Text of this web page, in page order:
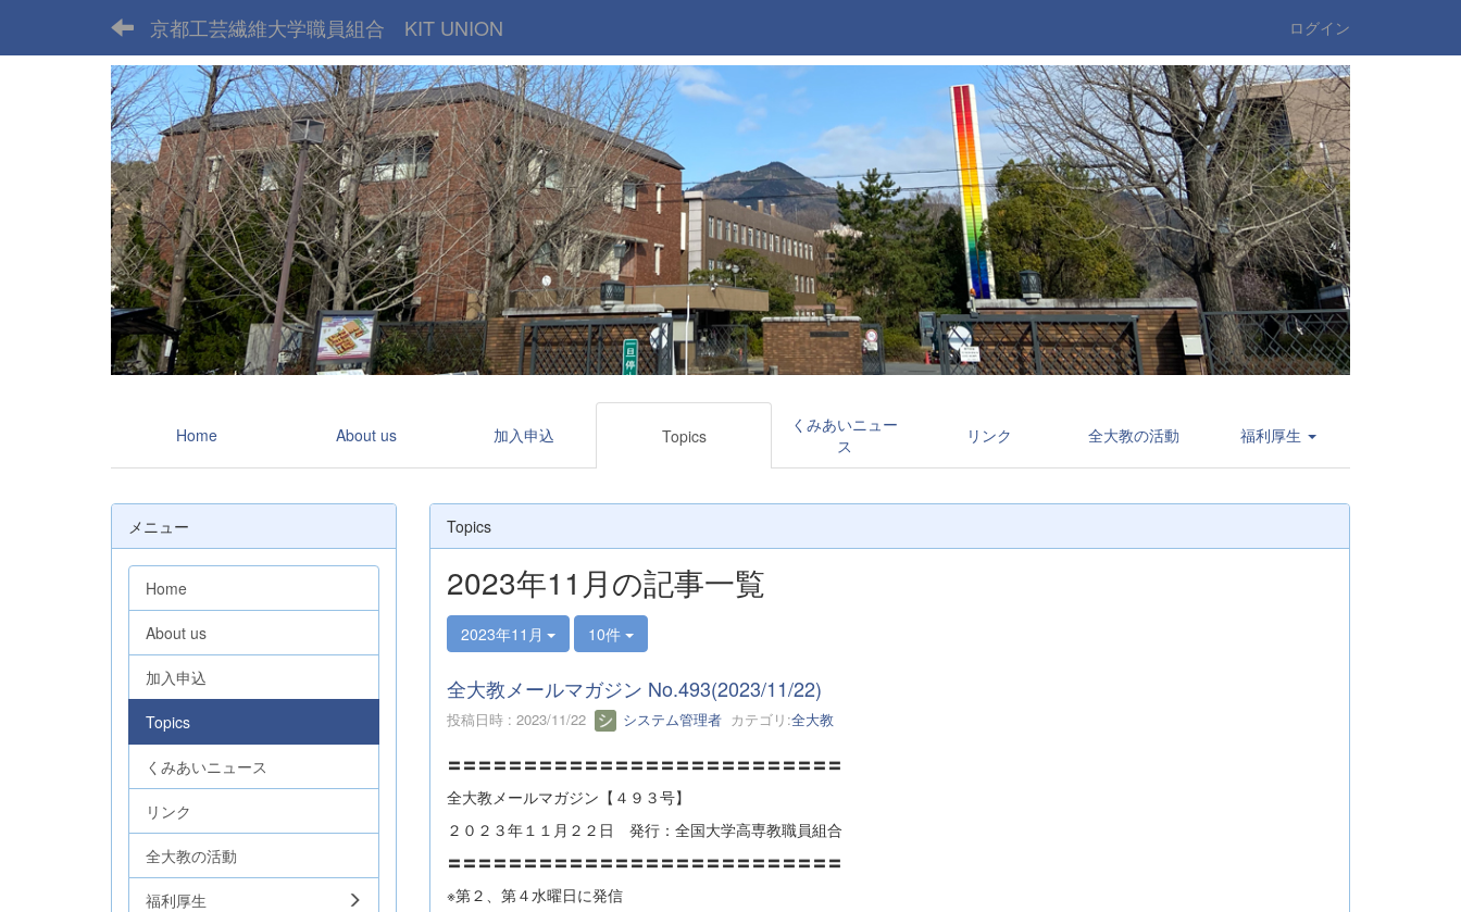
京都工芸繊維大学職員組合 KIT UNION ログイン
Home About us 加入申込 Topics
くみあいニュー
ス
リンク 全大教の活動 福利厚生
Topics
2023年11月の記事一覧
2023年11月 10件
全大教メールマガジン No.493(2023/11/22)
投稿日時 : 2023/11/22 システム管理者カテゴリ:全大教
〓〓〓〓〓〓〓〓〓〓〓〓〓〓〓〓〓〓〓〓〓〓〓〓〓〓
全大教メールマガジン【４９３号】
２０２３年１１月２２日 発行：全国大学高専教職員組合
〓〓〓〓〓〓〓〓〓〓〓〓〓〓〓〓〓〓〓〓〓〓〓〓〓〓
※第２、第４水曜日に発信
メニュー
Home
About us
加入申込
Topics
くみあいニュース
リンク
全大教の活動
福利厚生